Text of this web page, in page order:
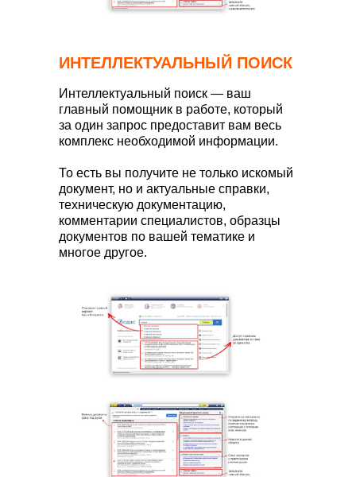
ИНТЕЛЛЕКТУАЛЬНЫЙ ПОИСК
Интеллектуальный поиск — ваш
главный помощник в работе, который
за один запрос предоставит вам весь
комплекс необходимой информации.
То есть вы получите не только искомый
документ, но и актуальные справки,
техническую документацию,
комментарии специалистов, образцы
документов по вашей тематике и
многое другое.